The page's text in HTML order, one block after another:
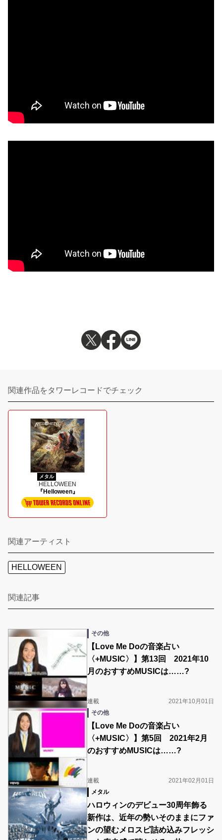
関連作品をタワーレコードでチェック
メタル
HELLOWEEN
『Helloween』
関連アーティスト
HELLOWEEN
関連記事
その他
【Love Me Doの音楽占い
〈+MUSIC〉】第13回 2021年10
月のおすすめMUSICは……?
連載
2021年10月01日
その他
【Love Me Doの音楽占い
〈+MUSIC〉】第5回 2021年2月
のおすすめMUSICは……?
連載
2021年02月01日
メタル
ハロウィンのデビュー30周年飾る
新作は、近年の勢いそのままにファ
ンの望むメロスピ詰め込みフレッシ